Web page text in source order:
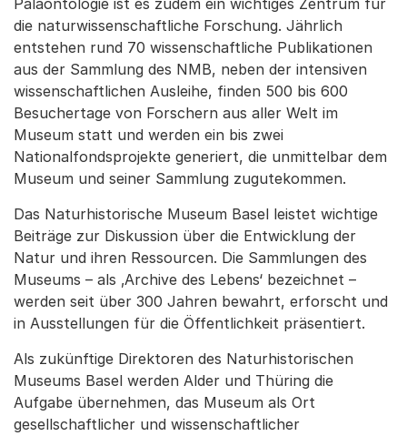
Paläontologie ist es zudem ein wichtiges Zentrum für
die naturwissenschaftliche Forschung. Jährlich
entstehen rund 70 wissenschaftliche Publikationen
aus der Sammlung des NMB, neben der intensiven
wissenschaftlichen Ausleihe, finden 500 bis 600
Besuchertage von Forschern aus aller Welt im
Museum statt und werden ein bis zwei
Nationalfondsprojekte generiert, die unmittelbar dem
Museum und seiner Sammlung zugutekommen.
Das Naturhistorische Museum Basel leistet wichtige
Beiträge zur Diskussion über die Entwicklung der
Natur und ihren Ressourcen. Die Sammlungen des
Museums – als ‚Archive des Lebens‘ bezeichnet –
werden seit über 300 Jahren bewahrt, erforscht und
in Ausstellungen für die Öffentlichkeit präsentiert.
Als zukünftige Direktoren des Naturhistorischen
Museums Basel werden Alder und Thüring die
Aufgabe übernehmen, das Museum als Ort
gesellschaftlicher und wissenschaftlicher